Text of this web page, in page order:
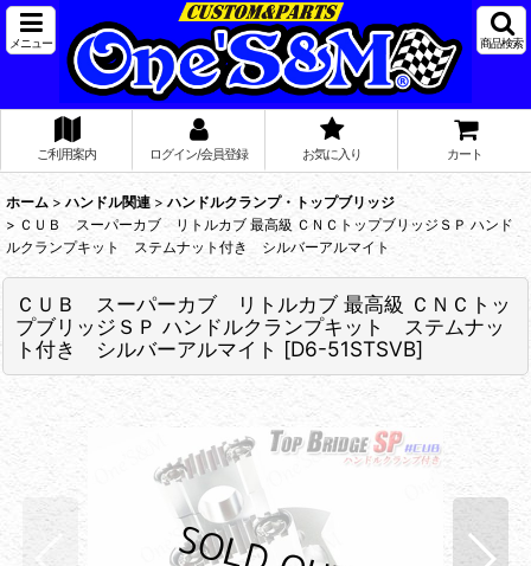
メニュー 商品検索
ご利用案内 ログイン/会員登録 お気に入り カート
ホーム > ハンドル関連 > ハンドルクランプ・トップブリッジ
> ＣＵＢ スーパーカブ リトルカブ 最高級 ＣＮＣトップブリッジＳＰ ハンド
ルクランプキット ステムナット付き シルバーアルマイト
ＣＵＢ スーパーカブ リトルカブ 最高級 ＣＮＣトッ
プブリッジＳＰ ハンドルクランプキット ステムナッ
ト付き シルバーアルマイト [D6-51STSVB]